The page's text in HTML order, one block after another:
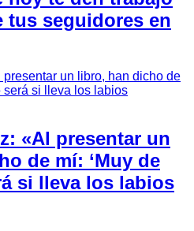
tus seguidores en
«Al presentar un
de mí: ‘Muy de
si lleva los labios